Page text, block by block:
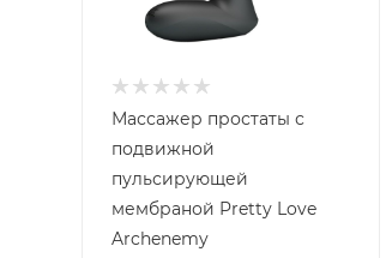
Массажер простаты с
подвижной
пульсирующей
мембраной Pretty Love
Archenemy